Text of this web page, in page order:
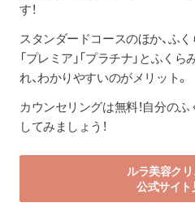
す！
スタンダードコースのほか、ふ
「プレミア」「プラチナ」とふく
れ、わかりやすいのがメリット。
カウンセリングは無料！自分の
してみましょう！
ルラ美容ク
公式サイト